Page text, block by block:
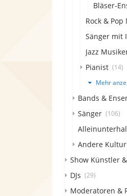
Bläser-
Rock &
Jazz
Pianist (14)
Mehr
Bands &
Sänger (106)
Andere
Show Künstler
DJs (29)
Moderatoren &